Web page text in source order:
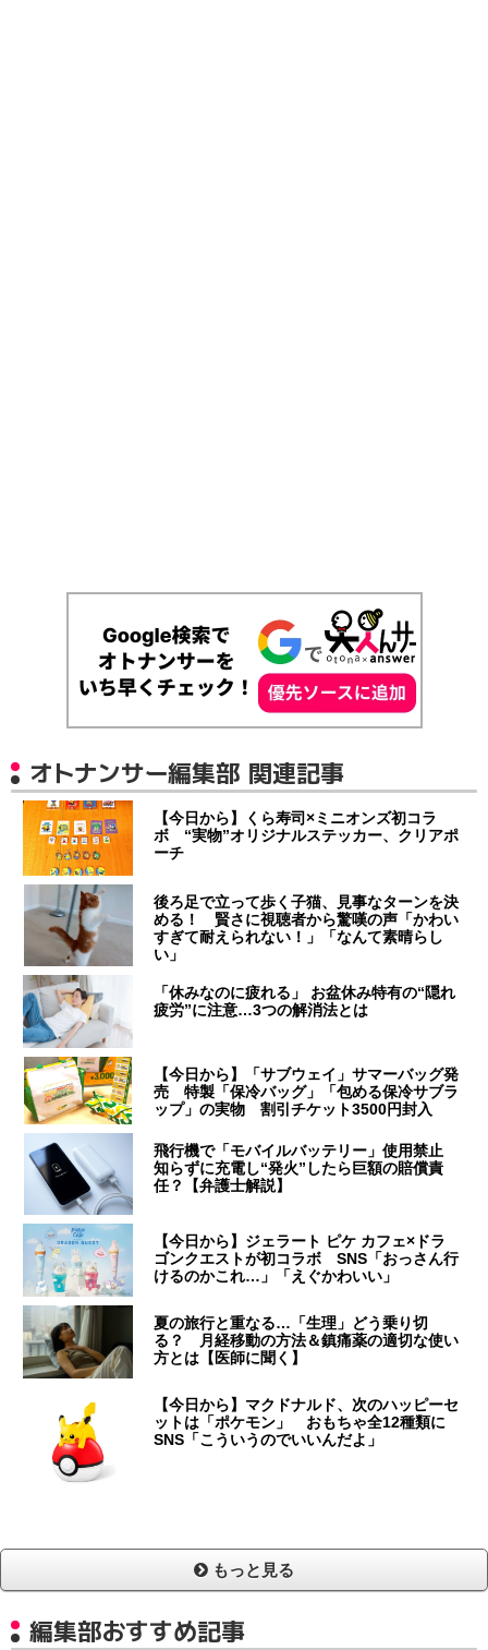
オトナンサー編集部 関連記事
【今日から】くら寿司×ミニオンズ初コラ
ボ “実物”オリジナルステッカー、クリアポ
ーチ
後ろ足で立って歩く子猫、見事なターンを決
める！ 賢さに視聴者から驚嘆の声「かわい
すぎて耐えられない！」「なんて素晴らし
い」
「休みなのに疲れる」 お盆休み特有の“隠れ
疲労”に注意…3つの解消法とは
【今日から】「サブウェイ」サマーバッグ発
売 特製「保冷バッグ」「包める保冷サブラ
ップ」の実物 割引チケット3500円封入
飛行機で「モバイルバッテリー」使用禁止
知らずに充電し“発火”したら巨額の賠償責
任？【弁護士解説】
【今日から】ジェラート ピケ カフェ×ドラ
ゴンクエストが初コラボ SNS「おっさん行
けるのかこれ…」「えぐかわいい」
夏の旅行と重なる…「生理」どう乗り切
る？ 月経移動の方法＆鎮痛薬の適切な使い
方とは【医師に聞く】
【今日から】マクドナルド、次のハッピーセ
ットは「ポケモン」 おもちゃ全12種類に
SNS「こういうのでいいんだよ」
もっと見る
編集部おすすめ記事